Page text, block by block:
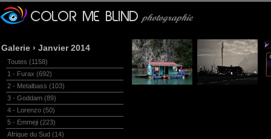
Galerie › Janvier 2014
Toutes (1158)
1 - Furax (692)
2 - Metalbass (103)
3 - Goddam (89)
4 - Lorenzo (50)
5 - Emmeji (223)
Afrique du Sud (14)